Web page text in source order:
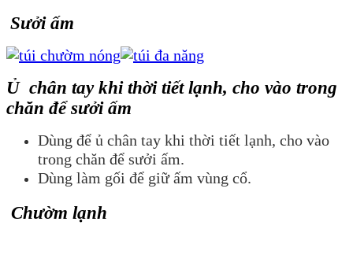
Sưởi ấm
Ủ chân tay khi thời tiết lạnh, cho vào trong
chăn để sưởi ấm
Dùng để ủ chân tay khi thời tiết lạnh, cho vào
trong chăn để sưởi ấm.
Dùng làm gối để giữ ấm vùng cổ.
Chườm lạnh